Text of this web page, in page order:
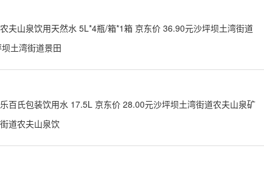
夫山泉饮用天然水 5L*4瓶/箱*1箱 京东价 36.90元沙坪坝土湾街道
土湾街道景田
百氏包装饮用水 17.5L 京东价 28.00元沙坪坝土湾街道农夫山泉矿
道农夫山泉饮